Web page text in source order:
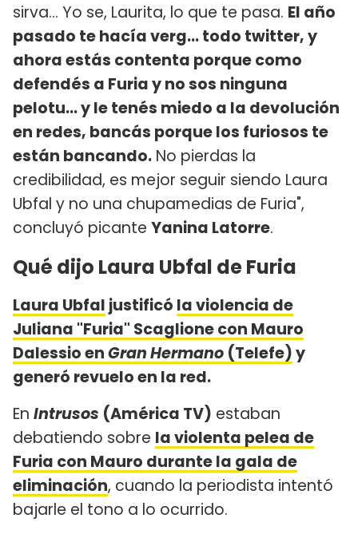
sirva... Yo se, Laurita, lo que te pasa. El año
pasado te hacía verg... todo twitter, y
ahora estás contenta porque como
defendés a Furia y no sos ninguna
pelotu... y le tenés miedo a la devolución
en redes, bancás porque los furiosos te
están bancando. No pierdas la
credibilidad, es mejor seguir siendo Laura
Ubfal y no una chupamedias de Furia",
concluyó picante Yanina Latorre.
Qué dijo Laura Ubfal de Furia
Laura Ubfal justificó la violencia de
Juliana "Furia" Scaglione con Mauro
Dalessio enGran Hermano (Telefe)y
generó revuelo en la red.
En Intrusos (América TV) estaban
debatiendo sobre la violenta pelea de
Furia con Mauro durante la gala de
eliminación, cuando la periodista intentó
bajarle el tono a lo ocurrido.